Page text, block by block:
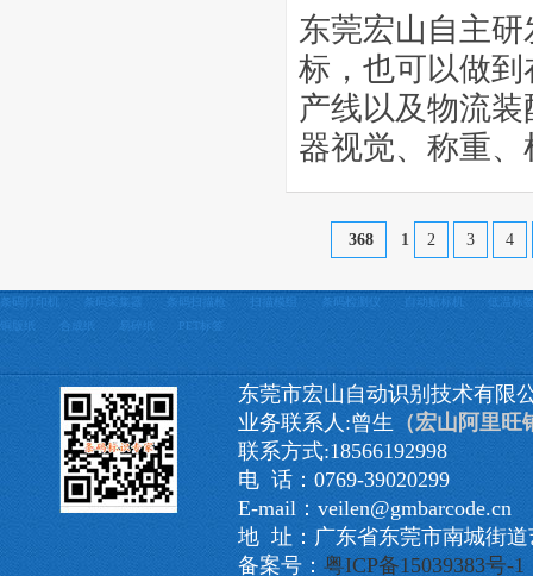
东莞宏山自主
标，也可以做
产线以及物流
器视觉、称重
368 1 2 3 4
条码打印机 条码采集器 条码扫描枪 扫描模组 条码检测仪 自动贴标机
低温标
合成纸 PET标签
东莞市宏山自动识别技术有限
业务联系人:曾生 （宏山阿里旺
联系方式:18566192998
电 话：0769-39020299
E-mail：veilen@gmbarcode.cn
地 址：广东省东莞市南城街
备案号： 粤ICP备15039383号-1